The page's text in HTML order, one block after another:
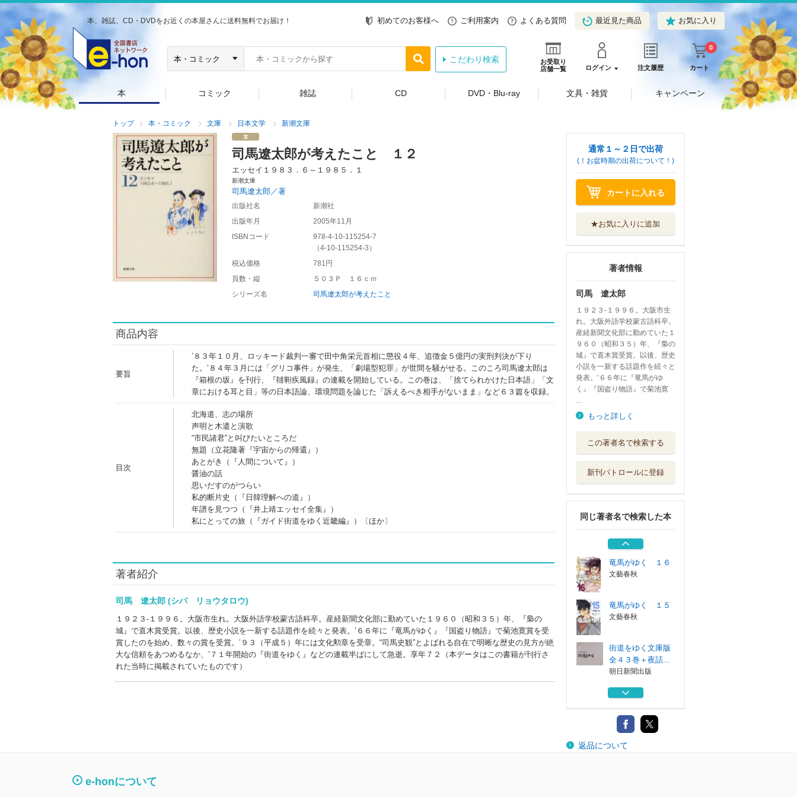
本、雑誌、CD・DVDをお近くの本屋さんに送料無料でお届け！ 初めてのお客様へ ご利用案内 よくある質問 最近見た商品 お気に入り
お受取り
店舗一覧
ログイン 注文履歴 カート
0
こだわり検索
本 コミック 雑誌 CD DVD・Blu-ray 文具・雑貨 キャンペーン
トップ 本・コミック 文庫 日本文学 新潮文庫
司馬遼太郎が考えたこと １２
エッセイ１９８３．６～１９８５．１
新潮文庫
司馬遼太郎／著
出版社名
新潮社
出版年月
2005年11月
ISBNコード
978-4-10-115254-7
（4-10-115254-3 ）
税込価格
781円
頁数・縦
５０３Ｐ １６ｃｍ
シリーズ名
司馬遼太郎が考えたこと
商品内容
要旨
’８３年１０月、ロッキード裁判一審で田中角栄元首相に懲役４年、追徴金５億円の実刑判決が下り
た。’８４年３月には「グリコ事件」が発生、「劇場型犯罪」が世間を騒がせる。このころ司馬遼太郎は
『箱根の坂』を刊行、『韃靼疾風録』の連載を開始している。この巻は、「捨てられかけた日本語」「文
章における耳と目」等の日本語論、環境問題を論じた「訴えるべき相手がないまま」など６３篇を収録。
目次
北海道、志の場所
声明と木遣と演歌
“市民諸君”と叫びたいところだ
無題（立花隆著『宇宙からの帰還』）
あとがき（『人間について』）
醤油の話
思いだすのがつらい
私的断片史（『日韓理解への道』）
年譜を見つつ（『井上靖エッセイ全集』）
私にとっての旅（『ガイド街道をゆく近畿編』）〔ほか〕
著者紹介
司馬 遼太郎 (シバ リョウタロウ)
１９２３‐１９９６。大阪市生れ。大阪外語学校蒙古語科卒。産経新聞文化部に勤めていた１９６０（昭和３５）年、『梟の
城』で直木賞受賞。以後、歴史小説を一新する話題作を続々と発表。’６６年に『竜馬がゆく』『国盗り物語』で菊池寛賞を受
賞したのを始め、数々の賞を受賞。’９３（平成５）年には文化勲章を受章。“司馬史観”とよばれる自在で明晰な歴史の見方が絶
大な信頼をあつめるなか、’７１年開始の『街道をゆく』などの連載半ばにして急逝。享年７２（本データはこの書籍が刊行さ
れた当時に掲載されていたものです）
通常１～２日で出荷
(！お盆時期の出荷について！)
カートに入れる
★お気に入りに追加
著者情報
司馬 遼太郎
１９２３‐１９９６。大阪市生
れ。大阪外語学校蒙古語科卒。
産経新聞文化部に勤めていた１
９６０（昭和３５）年、『梟の
城』で直木賞受賞。以後、歴史
小説を一新する話題作を続々と
発表。’６６年に『竜馬がゆ
く』『国盗り物語』で菊池寛
…
もっと詳しく
この著者名で検索する
新刊パトロールに登録
同じ著者名で検索した本
文藝春秋
街道をゆく文庫版
朝日新聞出版
竜馬がゆく １４
文藝春秋
竜馬がゆく １６
文藝春秋
竜馬がゆく １５
文藝春秋
街道をゆく文庫版
全４３巻＋夜話...
朝日新聞出版
竜馬がゆく １４
竜馬がゆく １６
文藝春秋
返品について
e-honについて